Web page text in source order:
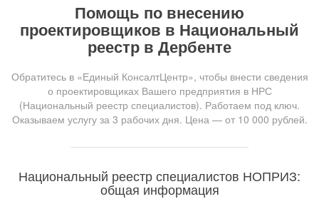
Помощь по внесению
проектировщиков в Национальный
реестр в Дербенте
Обратитесь в «Единый КонсалтЦентр», чтобы внести сведения
о проектировщиках Вашего предприятия в НРС
(Национальный реестр специалистов). Работаем под ключ.
Оказываем услугу за 3 рабочих дня. Цена — от 10 000 рублей.
Национальный реестр специалистов НОПРИЗ:
общая информация